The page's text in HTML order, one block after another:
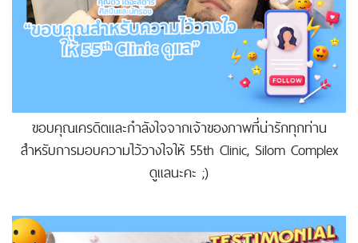
ขอบคุณเครดิตและกำลังใจจากเจ้าของภาพที่น่ารักทุกท่าน
สำหรับการมอบความไว้วางใจให้ 55th Clinic, Silom Complex
ดูแลนะคะ ;)